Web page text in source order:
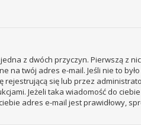
z dwóch przyczyn. Pierwszą z
twój adres e-mail. Jeśli nie to
się lub przez
Jeżeli taka wiadomość do
adres e-mail jest prawidłowy,